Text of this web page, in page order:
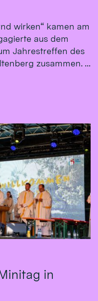
wirken“ kamen am
aus dem
Jahrestreffen des
zusammen. ...
in